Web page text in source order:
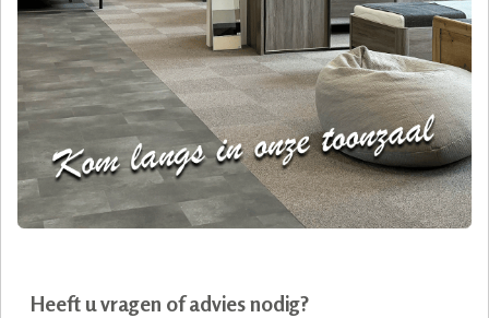
Heeft u vragen of advies nodig?